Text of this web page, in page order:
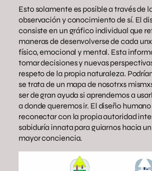
Esto solamente es posible a través de
observación y conocimiento de sí. El
consiste en un gráfico individual que
maneras de desenvolverse de cada
físico, emocional y mental. Esta
tomar decisiones y nuevas
respeto de la propia naturaleza.
se trata de un mapa de nosotrxs
ser de gran ayuda si aprendemos a
a donde queremos ir. El diseño
reconectar con la propia autoridad
sabiduría innata para guiarnos hacia
mayor conciencia.